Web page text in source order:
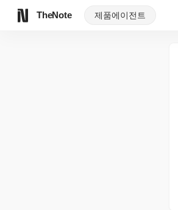
TheNote 제품에이전트